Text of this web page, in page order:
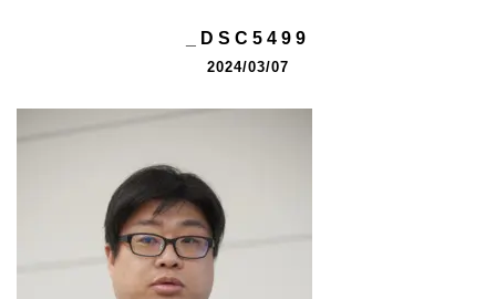
【2026年10月】ARエキスパートコース
《リスキリング補助金コース》
リスキリング補助金対象コース説明
《SDGs》
U-15メタバースプログラミング講座
_DSC5499
2024/03/07